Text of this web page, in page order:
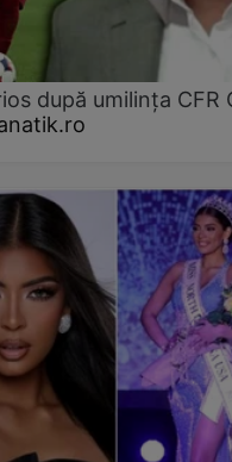
după umilința CFR